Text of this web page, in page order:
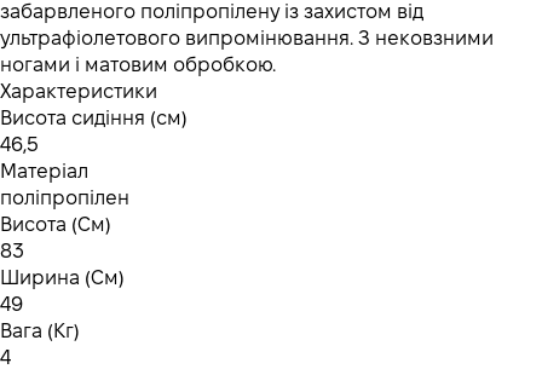
забарвленого поліпропілену із захистом від
ультрафіолетового випромінювання. З нековзними
ногами і матовим обробкою.
Характеристики
Висота сидіння (см)
46,5
Матеріал
поліпропілен
Висота (См)
83
Ширина (См)
49
Вага (Кг)
4